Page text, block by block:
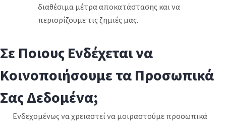
διαθέσιμα μέτρα αποκατάστασης και να
περιορίζουμε τις ζημιές μας.
Σε Ποιους Ενδέχεται να
Κοινοποιήσουμε τα Προσωπικά
Σας Δεδομένα;
Ενδεχομένως να χρειαστεί να μοιραστούμε προσωπικά